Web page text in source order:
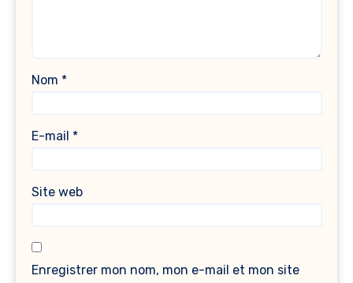
Nom *
E-mail *
Site web
Enregistrer mon nom, mon e-mail et mon site